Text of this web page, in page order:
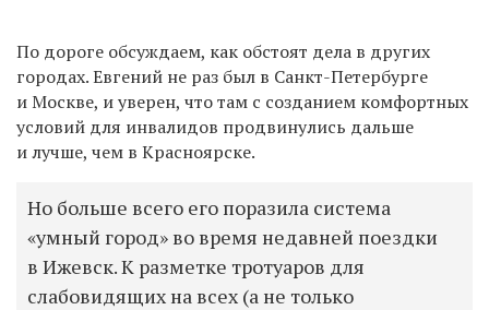
По дороге обсуждаем, как обстоят дела в других
городах. Евгений не раз был в Санкт-Петербурге
и Москве, и уверен, что там с созданием комфортных
условий для инвалидов продвинулись дальше
и лучше, чем в Красноярске.
Но больше всего его поразила система
«умный город» во время недавней поездки
в Ижевск. К разметке тротуаров для
слабовидящих на всех (а не только